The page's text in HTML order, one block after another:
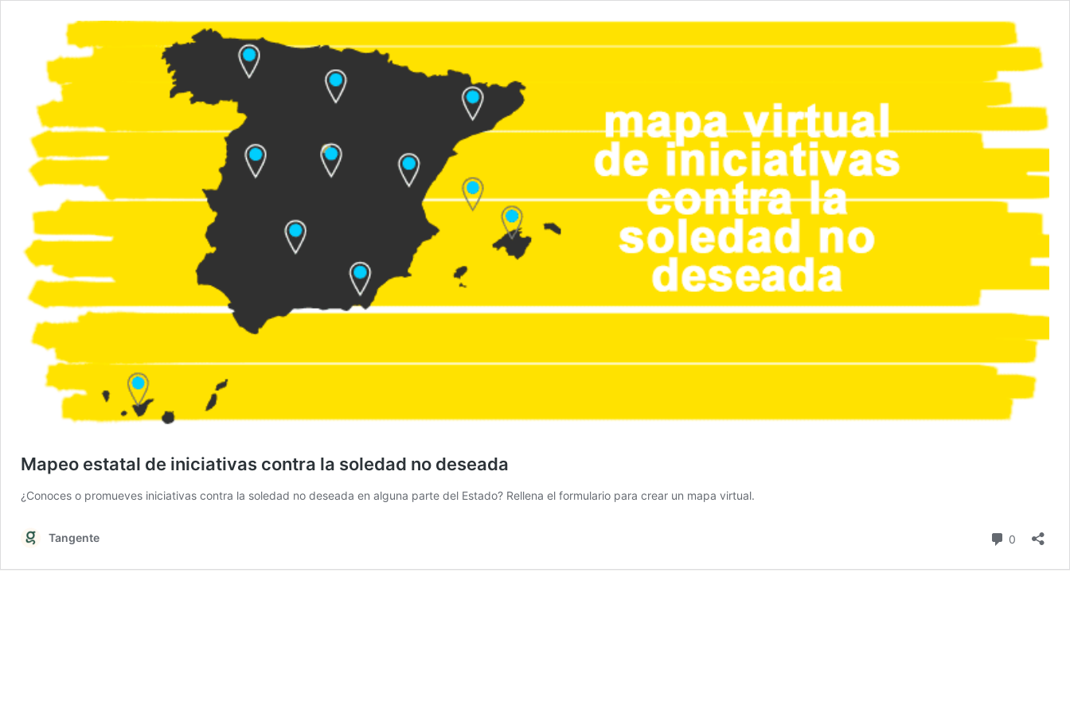
Mapeo estatal de iniciativas contra la soledad no deseada
¿Conoces o promueves iniciativas contra la soledad no deseada en alguna parte del Estado? Rellena el formulario para crear un mapa virtual.
Tangente 0